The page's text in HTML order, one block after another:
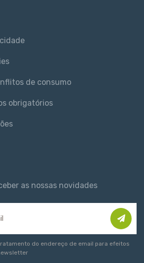
de consumo
obrigatórios
as nossas novidades
do endereço de email para efeitos